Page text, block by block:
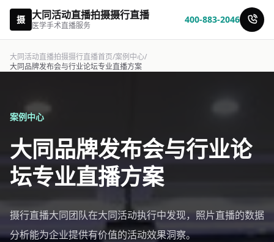
摄 大同活动直播拍摄摄行直播
医学手术直播服务
400-883-2046
大同活动直播拍摄摄行直播首页/案例中心/
大同品牌发布会与行业论坛专业直播方案
案例中心
大同品牌发布会与行业论
坛专业直播方案
摄行直播大同团队在大同活动执行中发现，照片直播的数据
分析能为企业提供有价值的活动效果洞察。